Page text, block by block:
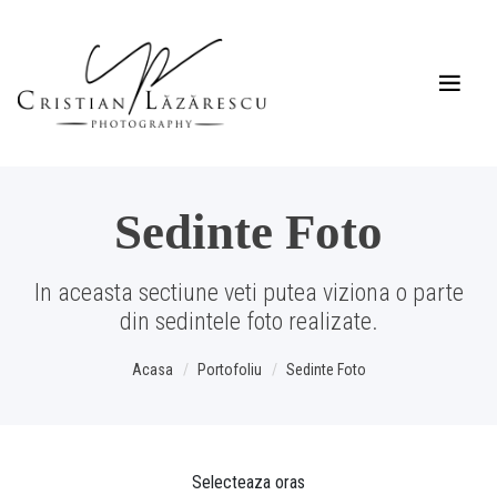
Sedinte Foto
In aceasta sectiune veti putea viziona o parte
din sedintele foto realizate.
Acasa Portofoliu Sedinte Foto
Selecteaza oras